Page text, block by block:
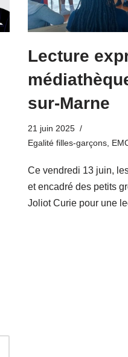
Lecture
sur-Marne
21 juin 2025
Egalité filles-garçons,
Ce vendredi 13 juin,
et encadré des petits
Joliot Curie pour une